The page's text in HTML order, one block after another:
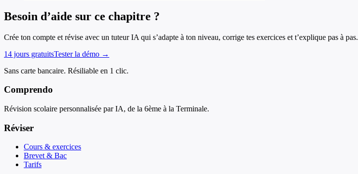
Besoin d’aide sur ce chapitre ?
Crée ton compte et révise avec un tuteur IA qui s’adapte à ton niveau, corrige tes exercices et t’explique pas à pas.
14 jours gratuitsTester la démo →
Sans carte bancaire. Résiliable en 1 clic.
Comprendo
Révision scolaire personnalisée par IA, de la 6ème à la Terminale.
Réviser
Cours & exercices
Brevet & Bac
Tarifs